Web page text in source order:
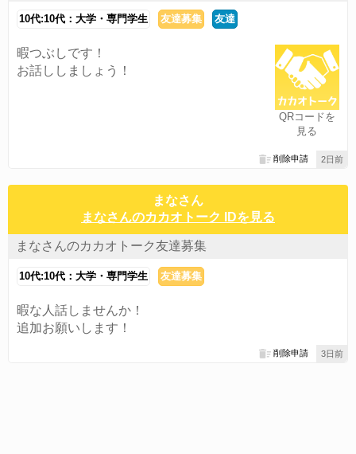
10代:10代：大学・専門学生 友達募集 友達
QRコードを
見る
暇つぶしです！
お話ししましょう！
2日前
削除申請
まなさん
まなさんのカカオトーク IDを見る
まなさんのカカオトーク友達募集
10代:10代：大学・専門学生 友達募集
暇な人話しませんか！
追加お願いします！
3日前
削除申請